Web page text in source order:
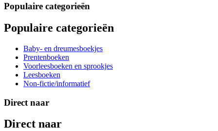
Populaire categorieën
Populaire categorieën
Baby- en dreumesboekjes
Prentenboeken
Voorleesboeken en sprookjes
Leesboeken
Non-fictie/informatief
Direct naar
Direct naar